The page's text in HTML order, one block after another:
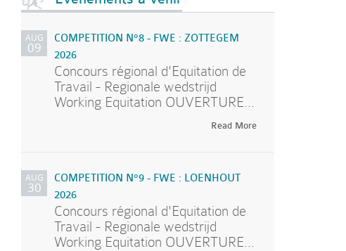
AUG
09
COMPETITION N°8 - FWE : ZOTTEGEM
2026
Concours régional d'Equitation de
Travail - Regionale wedstrijd
Working Equitation OUVERTURE...
Read More
AUG
30
COMPETITION N°9 - FWE : LOENHOUT
2026
Concours régional d'Equitation de
Travail - Regionale wedstrijd
Working Equitation OUVERTURE...